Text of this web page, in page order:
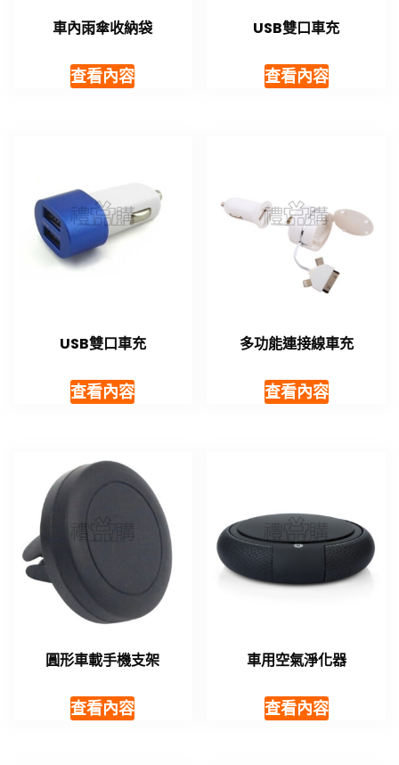
車內雨傘收納袋
查看內容
USB雙口車充
查看內容
USB雙口車充
查看內容
多功能連接線車充
查看內容
圓形車載手機支架
查看內容
車用空氣淨化器
查看內容